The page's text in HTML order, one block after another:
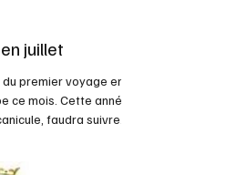
juillet
premier voyage en
ce mois. Cette année
faudra suivre